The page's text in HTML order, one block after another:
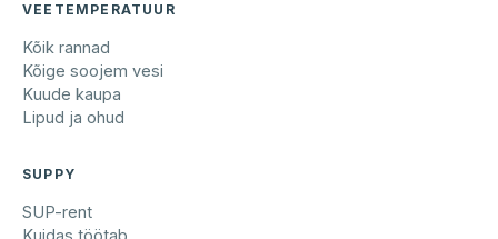
VEETEMPERATUUR
Kõik rannad
Kõige soojem vesi
Kuude kaupa
Lipud ja ohud
SUPPY
SUP-rent
Kuidas töötab